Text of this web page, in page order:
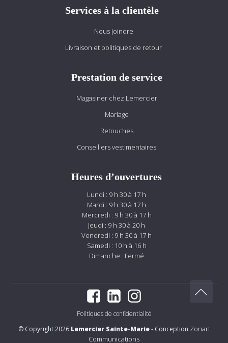
Services à la clientèle
Nous joindre
Livraison et politiques de retour
Prestation de service
Magasiner chez Lemercier
Mariage
Retouches
Conseillers vestimentaires
Heures d’ouvertures
Lundi : 9 h 30 à 17 h
Mardi : 9 h 30 à 17 h
Mercredi : 9 h 30 à 17 h
Jeudi : 9 h 30 à 20 h
Vendredi : 9 h 30 à 17 h
Samedi : 10 h à 16 h
Dimanche : Fermé
© Copyright 2026 Lemercier Sainte-Marie- Conception Zonart
Communications
Politiques de confidentialité